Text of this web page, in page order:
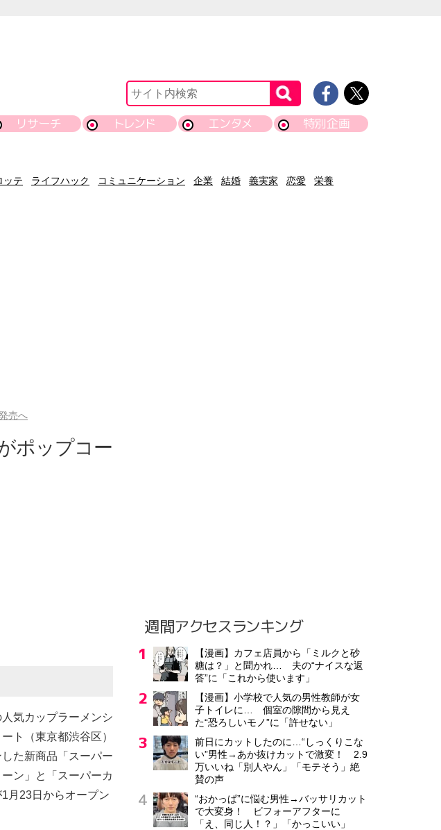
リサーチ トレンド エンタメ 特別企画
ッテ ライフハック コミュニケーション 企業 結婚 義実家 恋愛
栄養
売へ
ポップコー
気カップラーメンシ
ト（東京都渋谷区）
た新商品「スーパー
ン」と「スーパーカ
月23日からオープン
週間アクセスランキング
【漫画】カフェ店員から「ミルクと砂
糖は？」と聞かれ… 夫の“ナイスな返
答”に「これから使います」
【漫画】小学校で人気の男性教師が女
子トイレに… 個室の隙間から見え
た“恐ろしいモノ”に「許せない」
前日にカットしたのに…“しっくりこな
い”男性→あか抜けカットで激変！ 2.9
万いいね「別人やん」「モテそう」絶
賛の声
“おかっぱ”に悩む男性→バッサリカット
で大変身！ ビフォーアフターに
「え、同じ人！？」「かっこいい」